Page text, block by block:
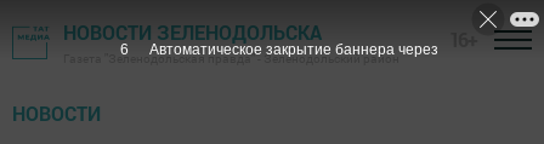
НОВОСТИ ЗЕЛЕНОДОЛЬСКА
Газета "Зеленодольская правда" - Зеленодольский район
НОВОСТИ
5 Автоматическое закрытие баннера через